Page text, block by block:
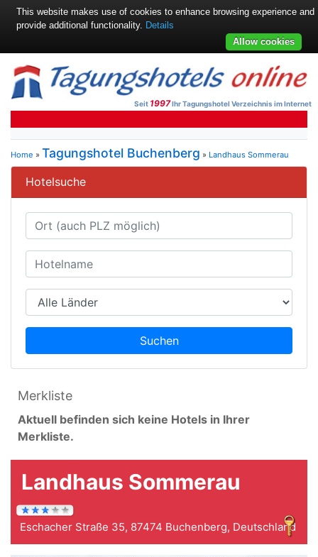
Seit 1997Ihr Tagungshotel Verzeichnis im Internet
Home » Tagungshotel Buchenberg » Landhaus Sommerau
Hotelsuche
Suchen
Merkliste
Aktuell befinden sich keine Hotels in Ihrer
Merkliste.
Landhaus Sommerau
Eschacher Straße 35, 87474 Buchenberg, Deutschland
This website makes use of cookies to enhance browsing experience and
provide additional functionality. Details
Allow cookies